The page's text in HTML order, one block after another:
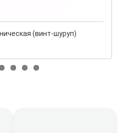
(винт-шуруп)